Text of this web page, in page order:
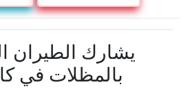
يشارك الطيران
بالمظلات في